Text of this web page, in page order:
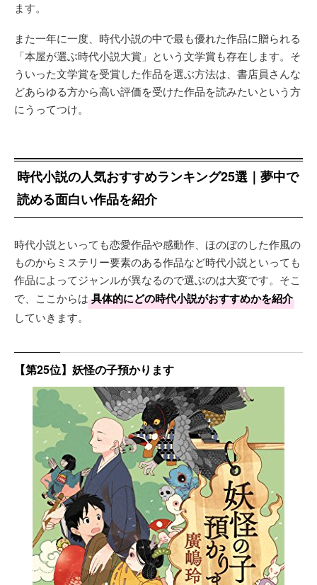
ます。
また一年に一度、時代小説の中で最も優れた作品に贈られる
「本屋が選ぶ時代小説大賞」という文学賞も存在します。そ
ういった文学賞を受賞した作品を選ぶ方法は、書店員さんな
どあらゆる方から高い評価を受けた作品を読みたいという方
にうってつけ。
時代小説の人気おすすめランキング25選｜夢中で
読める面白い作品を紹介
時代小説といっても恋愛作品や感動作、ほのぼのした作風の
ものからミステリー要素のある作品など時代小説といっても
作品によってジャンルが異なるので選ぶのは大変です。そこ
で、ここからは 具体的にどの時代小説がおすすめかを紹介
していきます。
【第25位】妖怪の子預かります